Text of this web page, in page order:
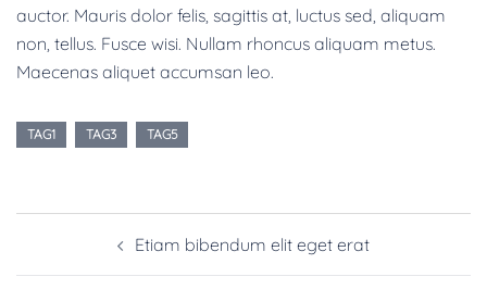
auctor. Mauris dolor felis, sagittis at, luctus sed, aliquam
non, tellus. Fusce wisi. Nullam rhoncus aliquam metus.
Maecenas aliquet accumsan leo.
TAG1 TAG3 TAG5
Etiam bibendum elit eget erat